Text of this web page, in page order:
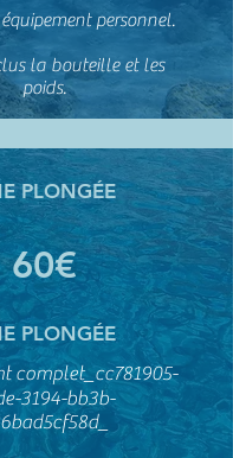
personnel.
la bouteille et les
poids.
PLONGÉE
60€
PLONGÉE
complet_cc781905-
3194-bb3b-